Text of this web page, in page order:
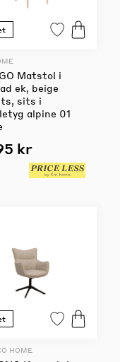
Matstol i
ek, beige
sits i
alpine 01
kr
HOME